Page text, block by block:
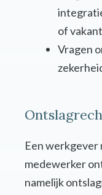
of
Vragen
Een werkgever
medewerker
namelijk